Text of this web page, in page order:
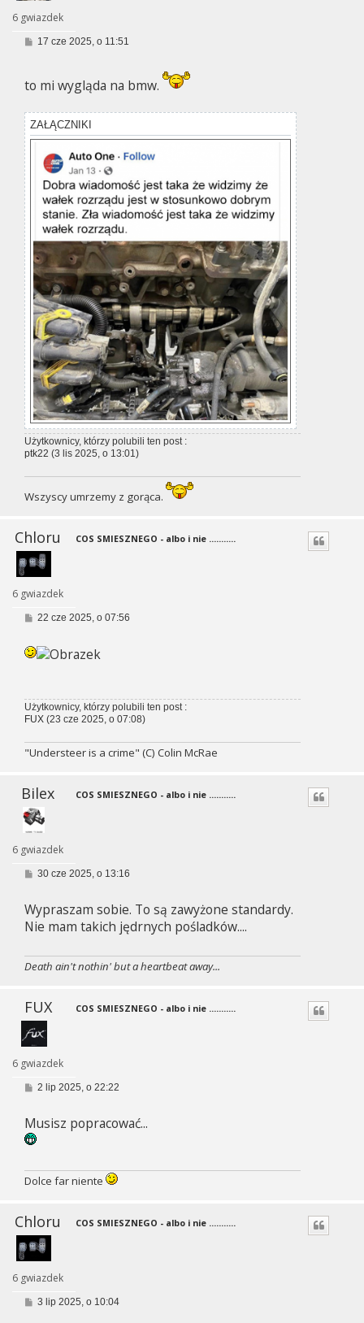
6 gwiazdek
P17 cze 2025, o 11:51
to mi wygląda na bmw.
ZAŁĄCZNIKI
Użytkownicy, którzy polubili ten post :
ptk22 (3 lis 2025, o 13:01)
Wszyscy umrzemy z gorąca.
Chloru
6 gwiazdek
COS SMIESZNEGO - albo i nie ...........
P
t
22 cze 2025, o 07:56
Użytkownicy, którzy polubili ten post :
FUX (23 cze 2025, o 07:08)
"Understeer is a crime" (C) Colin McRae
Bilex
6 gwiazdek
COS SMIESZNEGO - albo i nie ...........
P
t
30 cze 2025, o 13:16
Wypraszam sobie. To są zawyżone standardy.
Nie mam takich jędrnych pośladków....
Death ain't nothin' but a heartbeat away...
FUX
6 gwiazdek
COS SMIESZNEGO - albo i nie ...........
P
t
2 lip 2025, o 22:22
Musisz popracować...
Dolce far niente
Chloru
6 gwiazdek
COS SMIESZNEGO - albo i nie ...........
P3 lip 2025, o 10:04